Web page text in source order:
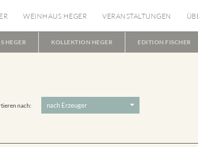
WEINHAUS HEGER VERANSTALTUNGEN
HEGER KOLLEKTION HEGER EDITION FISCHER
nach: